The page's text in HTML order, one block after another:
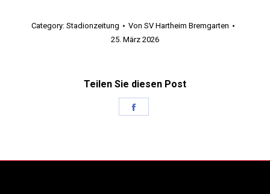
Category:Stadionzeitung VonSV Hartheim Bremgarten
25. März 2026
Teilen Sie diesen Post